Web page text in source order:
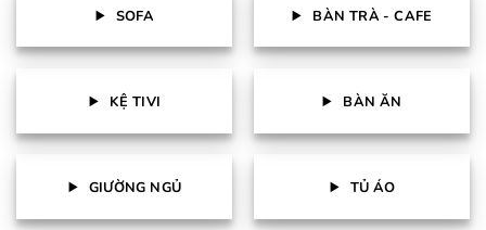
SOFA BÀN TRÀ - CAFE
KỆ TIVI BÀN ĂN
GIƯỜNG NGỦ TỦ ÁO